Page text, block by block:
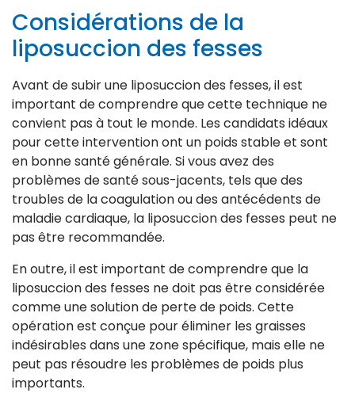
Considérations de la
liposuccion des fesses
Avant de subir une liposuccion des fesses, il est
important de comprendre que cette technique ne
convient pas à tout le monde. Les candidats idéaux
pour cette intervention ont un poids stable et sont
en bonne santé générale. Si vous avez des
problèmes de santé sous-jacents, tels que des
troubles de la coagulation ou des antécédents de
maladie cardiaque, la liposuccion des fesses peut ne
pas être recommandée.
En outre, il est important de comprendre que la
liposuccion des fesses ne doit pas être considérée
comme une solution de perte de poids. Cette
opération est conçue pour éliminer les graisses
indésirables dans une zone spécifique, mais elle ne
peut pas résoudre les problèmes de poids plus
importants.